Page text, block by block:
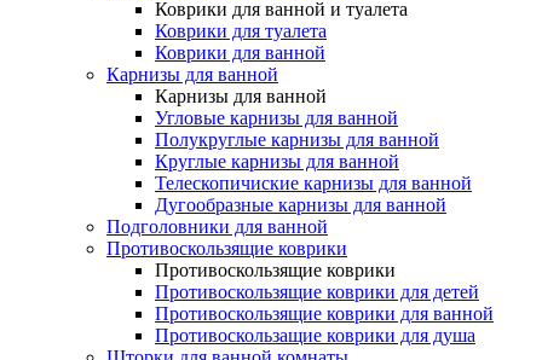
Коврики для ванной и туалета
Коврики для туалета
Коврики для ванной
Карнизы для ванной
Карнизы для ванной
Угловые карнизы для ванной
Полукруглые карнизы для ванной
Круглые карнизы для ванной
Телескопичиские карнизы для ванной
Дугообразные карнизы для ванной
Подголовники для ванной
Противоскользящие коврики
Противоскользящие коврики
Противоскользящие коврики для детей
Противоскользящие коврики для ванной
Противоскользащие коврики для душа